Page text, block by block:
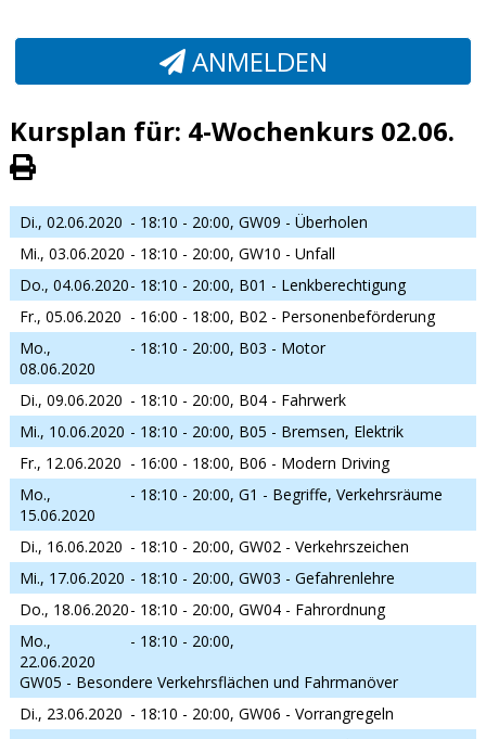
ANMELDEN
Kursplan für: 4-Wochenkurs 02.06.
Di., 02.06.2020 - 18:10 - 20:00, GW09 - Überholen
Mi., 03.06.2020 - 18:10 - 20:00, GW10 - Unfall
Do., 04.06.2020- 18:10 - 20:00, B01 - Lenkberechtigung
Fr., 05.06.2020 - 16:00 - 18:00, B02 - Personenbeförderung
Mo.,
08.06.2020
- 18:10 - 20:00, B03 - Motor
Di., 09.06.2020 - 18:10 - 20:00, B04 - Fahrwerk
Mi., 10.06.2020 - 18:10 - 20:00, B05 - Bremsen, Elektrik
Fr., 12.06.2020 - 16:00 - 18:00, B06 - Modern Driving
Mo.,
15.06.2020
- 18:10 - 20:00, G1 - Begriffe, Verkehrsräume
Di., 16.06.2020 - 18:10 - 20:00, GW02 - Verkehrszeichen
Mi., 17.06.2020 - 18:10 - 20:00, GW03 - Gefahrenlehre
Do., 18.06.2020- 18:10 - 20:00, GW04 - Fahrordnung
Mo.,
22.06.2020
- 18:10 - 20:00,
GW05 - Besondere Verkehrsflächen und Fahrmanöver
Di., 23.06.2020 - 18:10 - 20:00, GW06 - Vorrangregeln